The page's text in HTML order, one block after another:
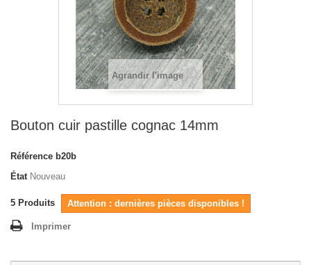
Agrandir l'image
Bouton cuir pastille cognac 14mm
Référence b20b
État Nouveau
5 Produits Attention : dernières pièces disponibles !
Imprimer